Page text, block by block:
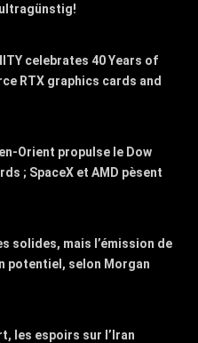
celebrates 40 Years of
RTX graphics cards and
Orient propulse le Dow
; SpaceX et AMD pèsent
solides, mais l’émission de
potentiel, selon Morgan
les espoirs sur l’Iran